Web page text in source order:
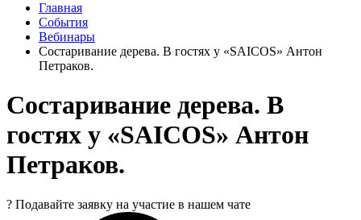
Главная
События
Вебинары
Состаривание дерева. В гостях у «SAICOS» Антон
Петраков.
Состаривание дерева. В
гостях у «SAICOS» Антон
Петраков.
? Подавайте заявку на участие в нашем чате